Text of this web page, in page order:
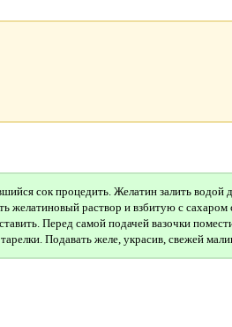
сок процедить. Желатин залить водой
раствор и взбитую с сахаром
Перед самой подачей вазочки
Подавать желе, украсив, свежей